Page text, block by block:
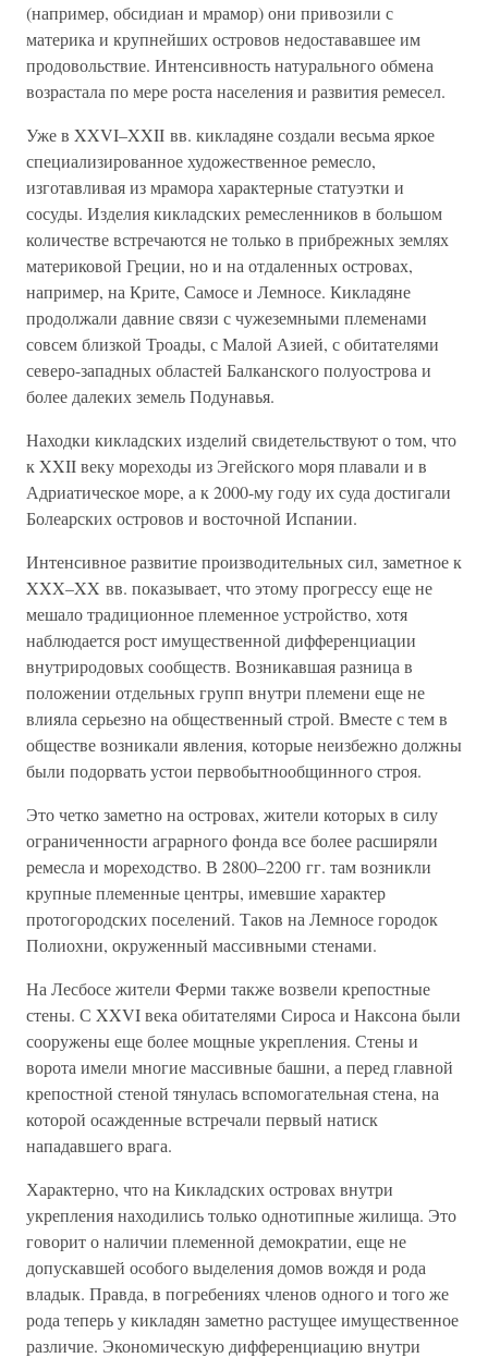
(например, обсидиан и мрамор) они привозили с
материка и крупнейших островов недостававшее им
продовольствие. Интенсивность натурального обмена
возрастала по мере роста населения и развития ремесел.
Уже в XXVI–XXII вв. кикладяне создали весьма яркое
специализированное художественное ремесло,
изготавливая из мрамора характерные статуэтки и
сосуды. Изделия кикладских ремесленников в большом
количестве встречаются не только в прибрежных землях
материковой Греции, но и на отдаленных островах,
например, на Крите, Самосе и Лемносе. Кикладяне
продолжали давние связи с чужеземными племенами
совсем близкой Троады, с Малой Азией, с обитателями
северо-западных областей Балканского полуострова и
более далеких земель Подунавья.
Находки кикладских изделий свидетельствуют о том, что
к XXII веку мореходы из Эгейского моря плавали и в
Адриатическое море, а к 2000-му году их суда достигали
Болеарских островов и восточной Испании.
Интенсивное развитие производительных сил, заметное к
XXX–XX вв. показывает, что этому прогрессу еще не
мешало традиционное племенное устройство, хотя
наблюдается рост имущественной дифференциации
внутриродовых сообществ. Возникавшая разница в
положении отдельных групп внутри племени еще не
влияла серьезно на общественный строй. Вместе с тем в
обществе возникали явления, которые неизбежно должны
были подорвать устои первобытнообщинного строя.
Это четко заметно на островах, жители которых в силу
ограниченности аграрного фонда все более расширяли
ремесла и мореходство. В 2800–2200 гг. там возникли
крупные племенные центры, имевшие характер
протогородских поселений. Таков на Лемносе городок
Полиохни, окруженный массивными стенами.
На Лесбосе жители Ферми также возвели крепостные
стены. С XXVI века обитателями Сироса и Наксона были
сооружены еще более мощные укрепления. Стены и
ворота имели многие массивные башни, а перед главной
крепостной стеной тянулась вспомогательная стена, на
которой осажденные встречали первый натиск
нападавшего врага.
Характерно, что на Кикладских островах внутри
укрепления находились только однотипные жилища. Это
говорит о наличии племенной демократии, еще не
допускавшей особого выделения домов вождя и рода
владык. Правда, в погребениях членов одного и того же
рода теперь у кикладян заметно растущее имущественное
различие. Экономическую дифференциацию внутри